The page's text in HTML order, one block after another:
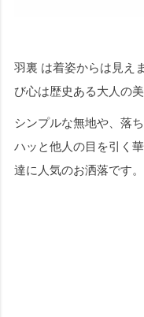
羽裏 は着姿からは見え
び心は歴史ある大人の
シンプルな無地や、落
ハッと他人の目を引く
達に人気のお洒落です。